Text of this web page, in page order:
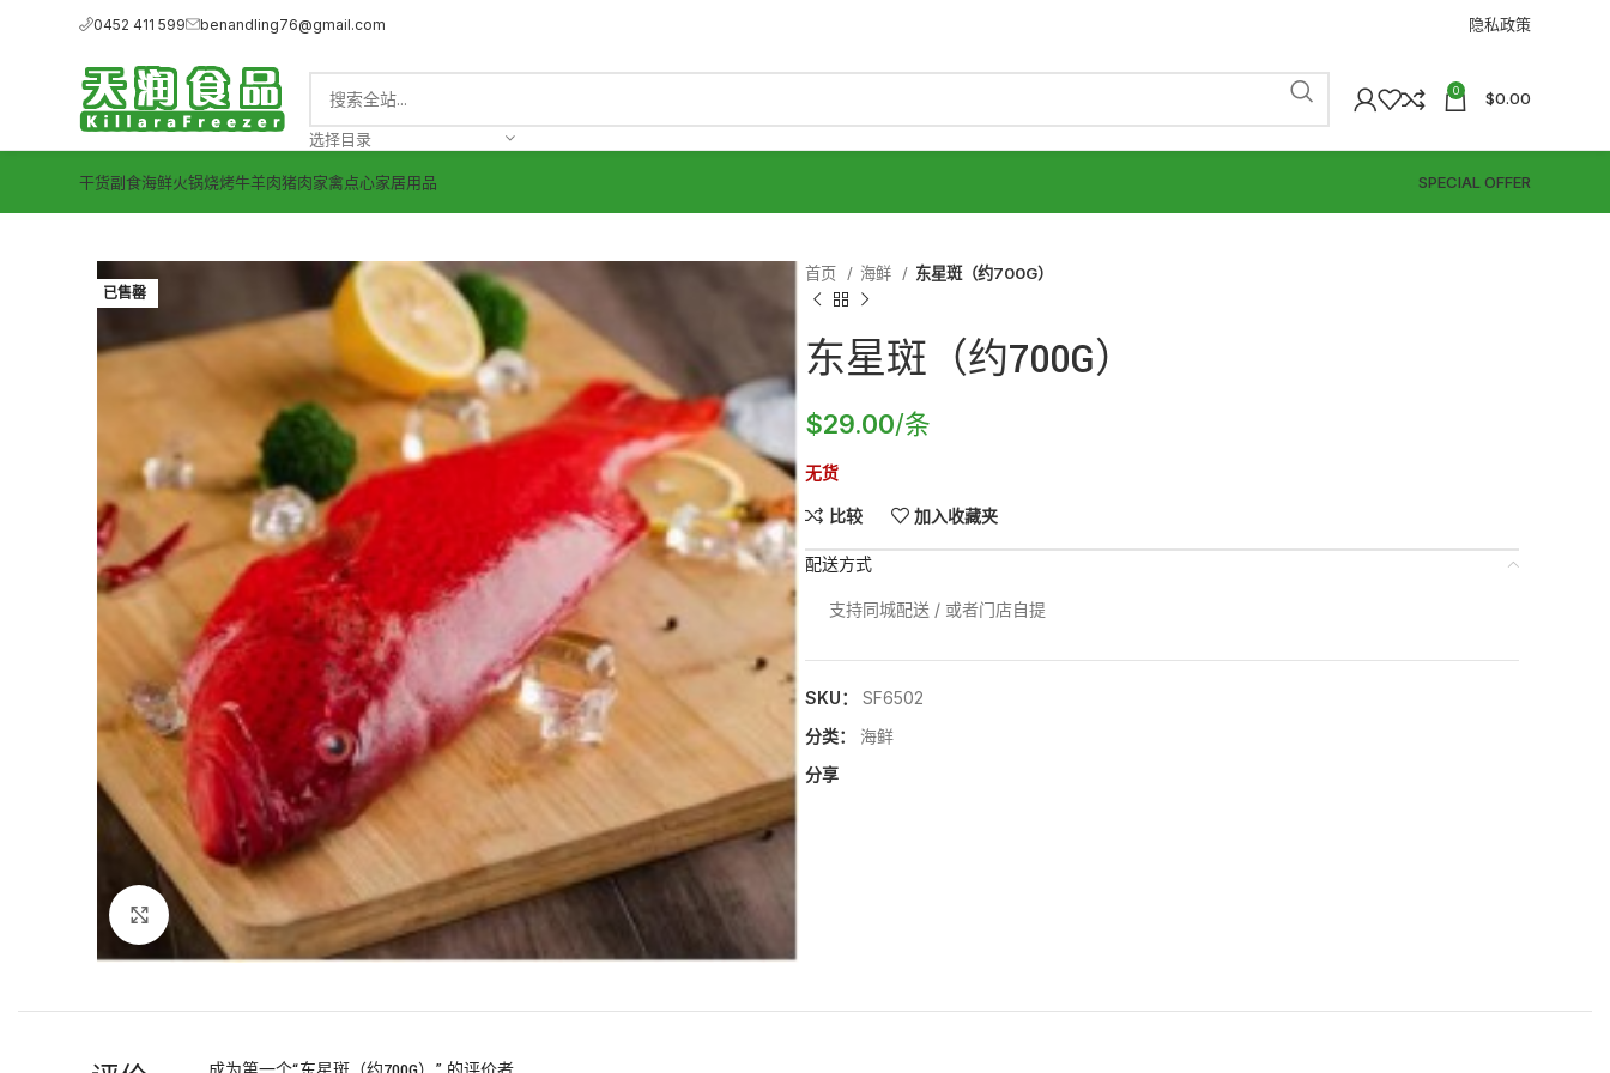
0452 411 599 benandling76@gmail.com 隐私政策
选择目录
0 $0.00
干货副食海鲜火锅烧烤牛羊肉猪肉家禽点心家居用品 SPECIAL OFFER
已售罄
Click to enlarge
首页 海鲜 东星斑（约700G）
东星斑（约700G）
$29.00/条
无货
比较 加入收藏夹
配送方式
支持同城配送 / 或者门店自提
SKU： SF6502
分类：
海鲜
分享